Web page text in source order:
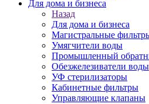
Для дома и бизнеса
Назад
Для дома и бизнеса
Магистральные
Умягчители воды
Промышленный
Обезжелезиватели воды
УФ стерилизаторы
Кабинетные фильтры
Управляющие клапаны